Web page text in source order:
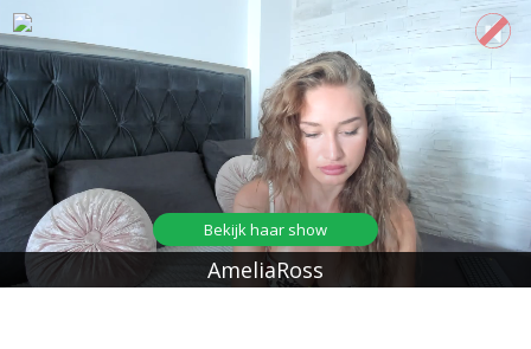
AmeliaRoss
Bekijk haar show